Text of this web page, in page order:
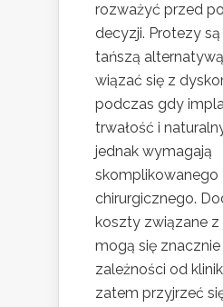
rozważyć przed
decyzji. Protezy
tańszą
wiązać się z
podczas gdy
trwałość i
jednak wymagają
skomplikowanego
chirurgicznego.
koszty związane
mogą się
zależności od
zatem przyjrzeć